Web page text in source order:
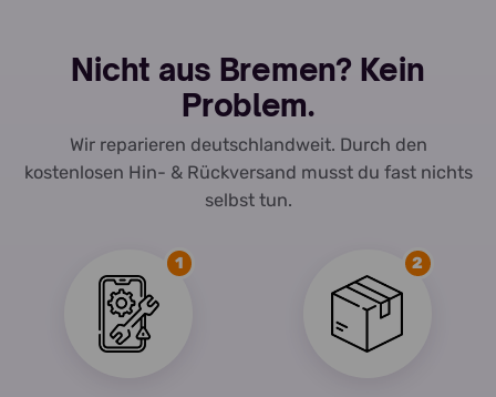
Nicht aus Bremen? Kein
Problem.
Wir reparieren deutschlandweit. Durch den
kostenlosen Hin- & Rückversand musst du fast nichts
selbst tun.
1 2